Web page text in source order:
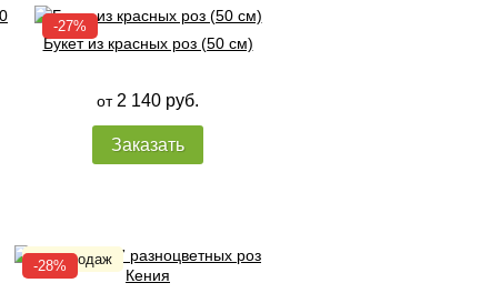
Букет из красных роз (50 см)
от 2 140 руб.
Заказать